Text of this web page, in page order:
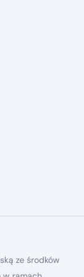
ze środków